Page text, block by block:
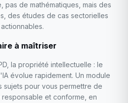
pas de mathématiques, mais des
des études de cas sectorielles
à maîtriser
la propriété intellectuelle : le
évolue rapidement. Un module
sujets pour vous permettre de
et conforme, en